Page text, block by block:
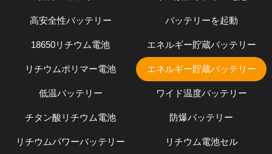
高安全性バッテリー バッテリーを起動
18650リチウム電池 エネルギー貯蔵バッテリー
リチウムポリマー電池 エネルギー貯蔵バッテリー
低温バッテリー ワイド温度バッテリー
チタン酸リチウム電池 防爆バッテリー
リチウムパワーバッテリー リチウム電池セル